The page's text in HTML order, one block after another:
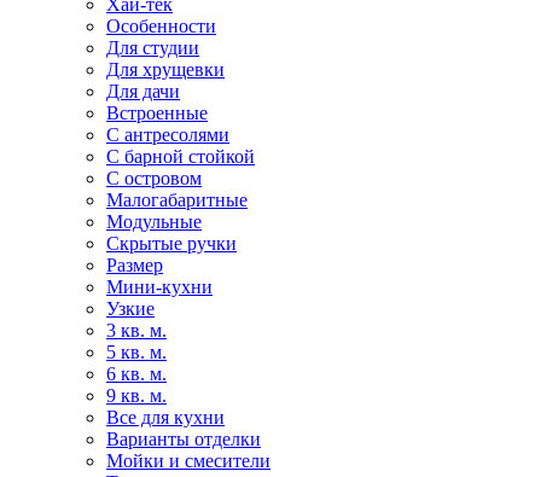
Хай-тек
Особенности
Для студии
Для хрущевки
Для дачи
Встроенные
С антресолями
С барной стойкой
С островом
Малогабаритные
Модульные
Скрытые ручки
Размер
Мини-кухни
Узкие
3 кв. м.
5 кв. м.
6 кв. м.
9 кв. м.
Все для кухни
Варианты отделки
Мойки и смесители